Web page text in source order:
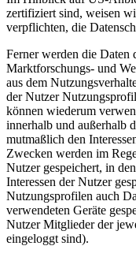
zertifiziert sind, weisen
verpflichten, die
Ferner werden die
Marktforschungs- und
aus dem
der Nutzer
können wiederum
innerhalb und außerhalb
mutmaßlich den
Zwecken werden im
Nutzer gespeichert, in
Interessen der Nutzer
Nutzungsprofilen auch
verwendeten Geräte
Nutzer Mitglieder der
eingeloggt sind).